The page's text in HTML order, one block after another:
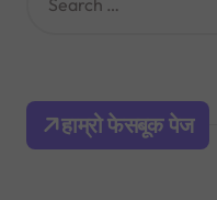
h
o
हाम्रो फेसबूक पेज